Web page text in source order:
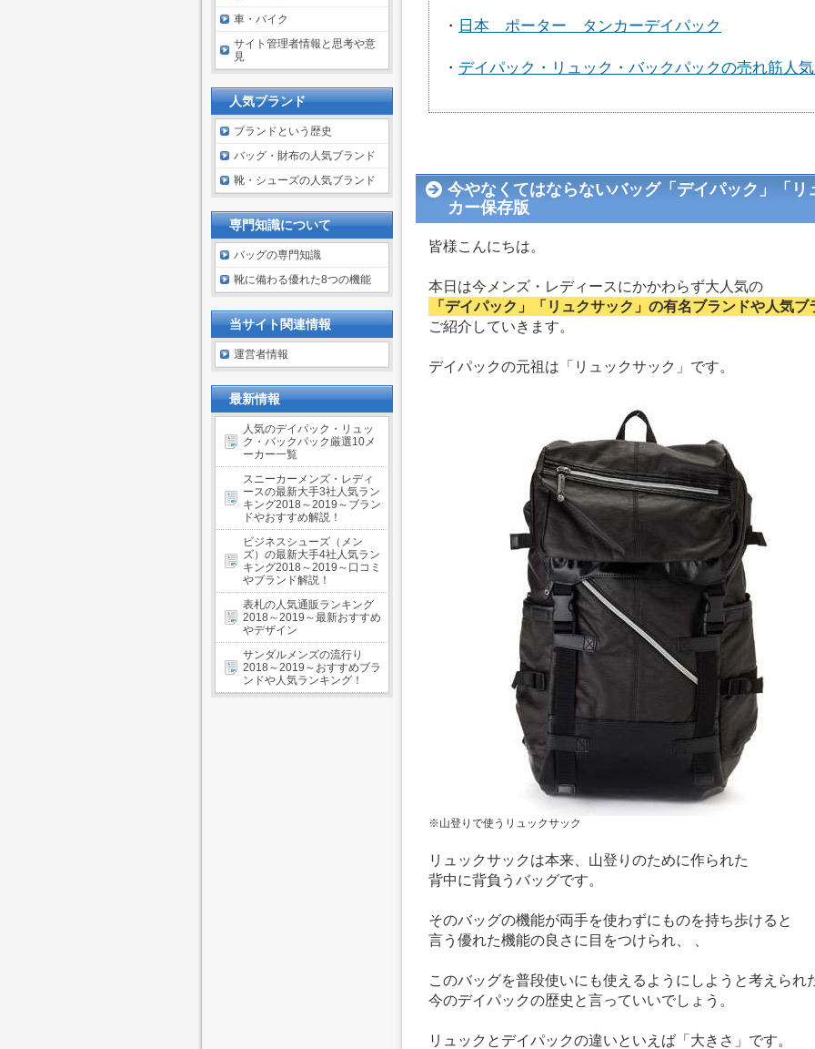
・ 日本 ポーター タンカーデイパック
・ デイパック・リュック・バックパックの売れ筋人
今やなくてはならないバッグ「デイパック」「
カー保存版
皆様こんにちは。
本日は今メンズ・レディースにかかわらず大人気の
「デイパック」「リュクサック」の有名ブランドや人気ブ
ご紹介していきます。
デイパックの元祖は「リュックサック」です。
※山登りで使うリュックサック
リュックサックは本来、山登りのために作られた
背中に背負うバッグです。
そのバッグの機能が両手を使わずにものを持ち歩けると
言う優れた機能の良さに目をつけられ、 、
このバッグを普段使いにも使えるようにしようと考えられ
今のデイパックの歴史と言っていいでしょう。
リュックとデイパックの違いといえば「大きさ」です。
車・バイク
サイト管理者情報と思考や意
見
人気ブランド
ブランドという歴史
バッグ・財布の人気ブランド
靴・シューズの人気ブランド
専門知識について
バッグの専門知識
靴に備わる優れた8つの機能
当サイト関連情報
運営者情報
最新情報
人気のデイパック・リュッ
ク・バックパック厳選10メ
ーカー一覧
スニーカーメンズ・レディ
ースの最新大手3社人気ラン
キング2018～2019～ブラン
ドやおすすめ解説！
ビジネスシューズ（メン
ズ）の最新大手4社人気ラン
キング2018～2019～口コミ
やブランド解説！
表札の人気通販ランキング
2018～2019～最新おすすめ
やデザイン
サンダルメンズの流行り
2018～2019～おすすめブラ
ンドや人気ランキング！